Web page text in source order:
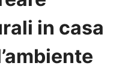
in casa